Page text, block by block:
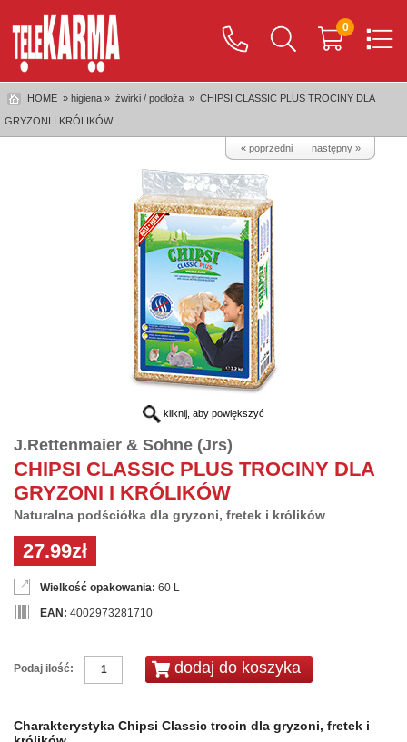
0
HOME » higiena » żwirki / podłoża » CHIPSI CLASSIC PLUS TROCINY DLA
GRYZONI I KRÓLIKÓW
« poprzedni następny »
kliknij, aby powiększyć
J.Rettenmaier & Sohne (Jrs)
CHIPSI CLASSIC PLUS TROCINY DLA
GRYZONI I KRÓLIKÓW
Naturalna podściółka dla gryzoni, fretek i królików
27.99zł
Wielkość opakowania: 60 L
EAN: 4002973281710
Podaj ilość:
Charakterystyka Chipsi Classic trocin dla gryzoni, fretek i